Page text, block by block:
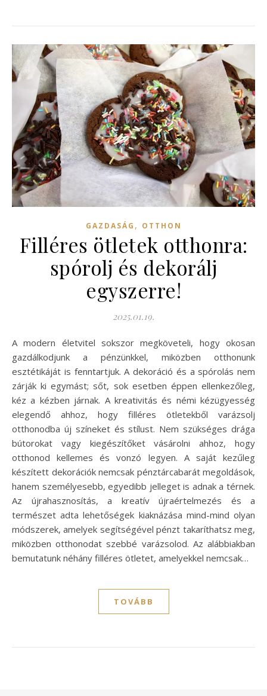
GAZDASÁG , OTTHON
Filléres ötletek otthonra:
spórolj és dekorálj
egyszerre!
2025.01.19.
A modern életvitel sokszor megköveteli, hogy okosan
gazdálkodjunk a pénzünkkel, miközben otthonunk
esztétikáját is fenntartjuk. A dekoráció és a spórolás nem
zárják ki egymást; sőt, sok esetben éppen ellenkezőleg,
kéz a kézben járnak. A kreativitás és némi kézügyesség
elegendő ahhoz, hogy filléres ötletekből varázsolj
otthonodba új színeket és stílust. Nem szükséges drága
bútorokat vagy kiegészítőket vásárolni ahhoz, hogy
otthonod kellemes és vonzó legyen. A saját kezűleg
készített dekorációk nemcsak pénztárcabarát megoldások,
hanem személyesebb, egyedibb jelleget is adnak a térnek.
Az újrahasznosítás, a kreatív újraértelmezés és a
természet adta lehetőségek kiaknázása mind-mind olyan
módszerek, amelyek segítségével pénzt takaríthatsz meg,
miközben otthonodat szebbé varázsolod. Az alábbiakban
bemutatunk néhány filléres ötletet, amelyekkel nemcsak…
TOVÁBB